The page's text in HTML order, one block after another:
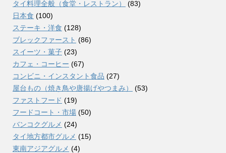
タイ料理全般（食堂・レストラン）
(83)
日本食 (100)
ステーキ・洋食 (128)
ブレックファースト (86)
スイーツ・菓子 (23)
カフェ・コーヒー (67)
コンビニ・インスタント食品 (27)
屋台もの（焼き鳥や唐揚げやつまみ）
(53)
ファストフード (19)
フードコート・市場 (50)
バンコクグルメ (24)
タイ地方都市グルメ (15)
東南アジアグルメ (4)